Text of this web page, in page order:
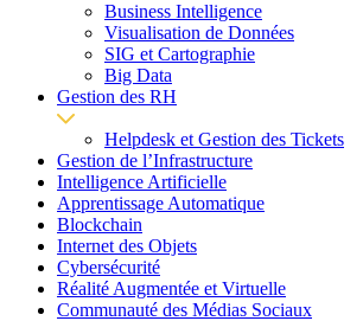
Business Intelligence
Visualisation de Données
SIG et Cartographie
Big Data
Gestion des RH
Helpdesk et Gestion des Tickets
Gestion de l’Infrastructure
Intelligence Artificielle
Apprentissage Automatique
Blockchain
Internet des Objets
Cybersécurité
Réalité Augmentée et Virtuelle
Communauté des Médias Sociaux